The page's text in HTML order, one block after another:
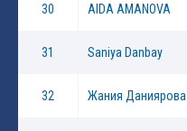
30 AIDA AMANOVA
31 Saniya Danbay
32 Жания Даниярова